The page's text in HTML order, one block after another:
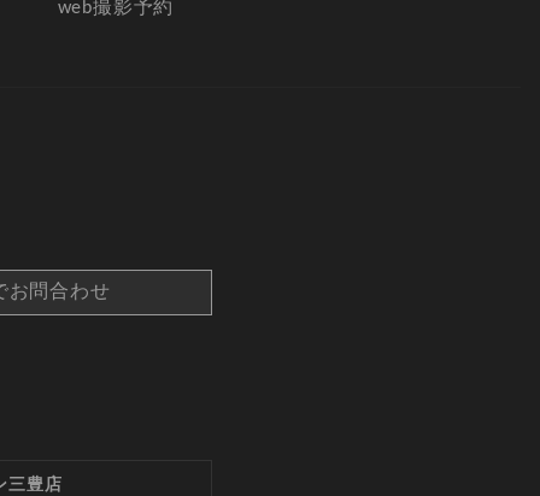
web撮影予約
お問合わせ
三豊店